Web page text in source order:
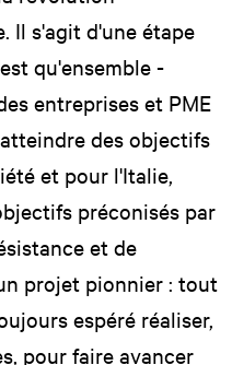
Il s'agit d'une étape
qu'ensemble -
entreprises et PME
des objectifs
et pour l'Italie,
préconisés par
et de
projet pionnier : tout
espéré réaliser,
pour faire avancer